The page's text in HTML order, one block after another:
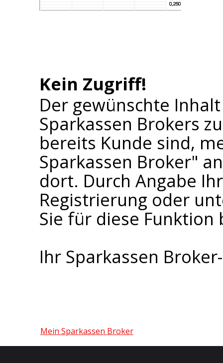
Kein Zugriff!
Der gewünschte
Sparkassen Brokers
bereits Kunde sind,
Sparkassen Broker"
dort. Durch Angabe
Registrierung oder
Sie für diese Funktion
Ihr Sparkassen
Mein Sparkassen Broker